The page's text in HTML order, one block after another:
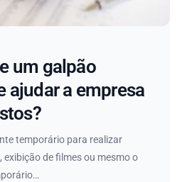
um galpão
ajudar a empresa
temporário para realizar
exibição de filmes ou mesmo o